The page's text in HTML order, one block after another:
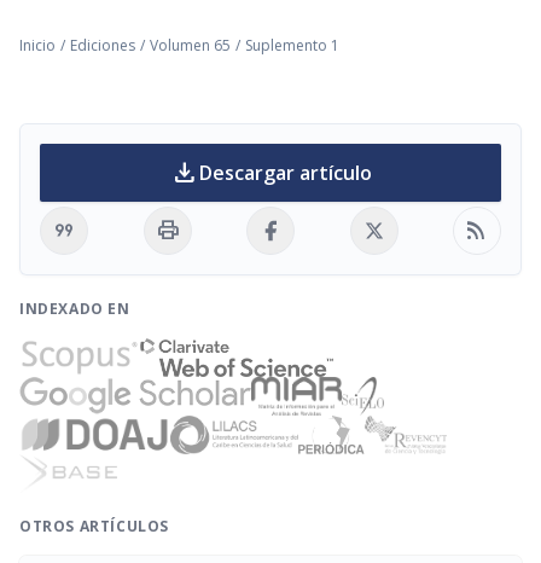
Inicio / Ediciones / Volumen 65 / Suplemento 1
download Descargar artículo
format_quote print rss_feed
INDEXADO EN
OTROS ARTÍCULOS